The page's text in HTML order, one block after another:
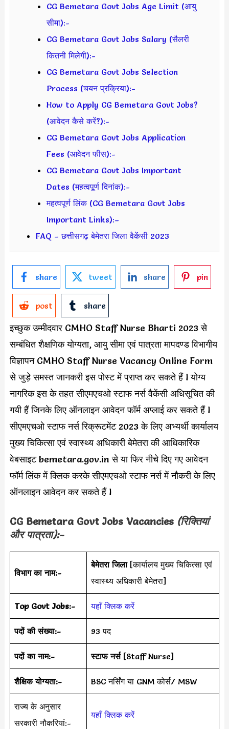
CG Bemetara Govt Jobs Age Limit (आयु
सीमा):-
CG Bemetara Govt Jobs Salary (सैलरी
कितनी मिलेगी):-
CG Bemetara Govt Jobs Selection
Process (चयन प्रक्रिया):-
How to Apply CG Bemetara Govt Jobs?
(आवेदन कैसे करें?):-
CG Bemetara Govt Jobs Application
Fees (आवेदन फीस):-
CG Bemetara Govt Jobs Important
Dates (महत्वपूर्ण दिनांक):-
महत्वपूर्ण लिंक (CG Bemetara Govt Jobs
Important Links):–
FAQ – छत्तीसगढ़ बेमेतरा जिला वैकेंसी 2023
share tweet share pin
post share
इच्छुक उम्मीदवार CMHO Staff Nurse Bharti 2023 से
सम्बंधित शैक्षणिक योग्यता, आयु सीमा एवं पात्रता मापदण्ड विभागीय
विज्ञापन CMHO Staff Nurse Vacancy Online Form
से जुड़े समस्त जानकरी इस पोस्ट में प्राप्त कर सकते हैं l योग्य
नागरिक इस के तहत सीएमएचओ स्टाफ नर्स वैकेंसी अधिसूचित की
गयी हैं जिनके लिए ऑनलाइन आवेदन फॉर्म अप्लाई कर सकते हैं l
सीएमएचओ स्टाफ नर्स रिक्रूटमेंट 2023 के लिए अभ्यर्थी कार्यालय
मुख्य चिकित्सा एवं स्वास्थ्य अधिकारी बेमेतरा की आधिकारिक
वेबसाइट bemetara.gov.in से या फिर नीचे दिए गए आवेदन
फॉर्म लिंक में क्लिक करके सीएमएचओ स्टाफ नर्स में नौकरी के लिए
ऑनलाइन आवेदन कर सकते हैं l
CG Bemetara Govt Jobs Vacancies (रिक्तियां
और पात्रता):-
विभाग का नाम:-
बेमेतरा जिला[कार्यालय मुख्य चिकित्सा एवं
स्वास्थ्य अधिकारी बेमेतरा]
Top Govt Jobs:- यहाँ क्लिक करें
पदों की संख्या:- 93 पद
पदों का नाम:- स्टाफ नर्स[Staff Nurse]
शैक्षिक योग्यता:- BSC नर्सिंग या GNM कोर्स/ MSW
राज्य के अनुसार
सरकारी नौकरियां:-
यहाँ क्लिक करें